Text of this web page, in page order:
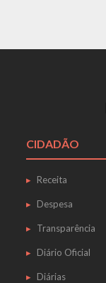
CIDADÃO
Receita
Despesa
Transparência
Diário Oficial
Diárias